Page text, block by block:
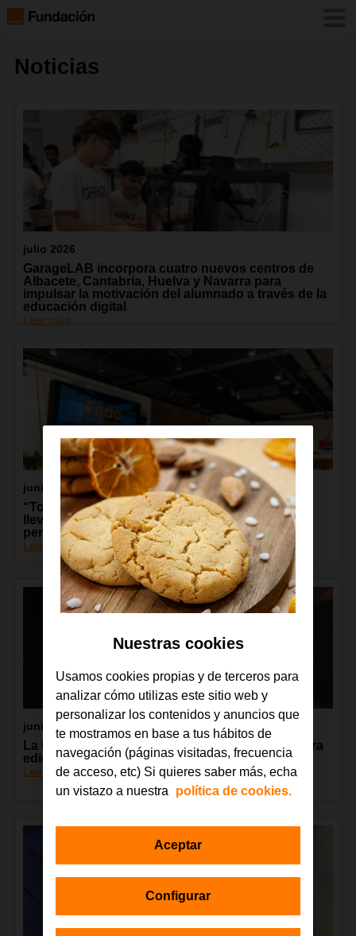
Noticias
julio 2026
GarageLAB incorpora cuatro nuevos centros de
Albacete, Cantabria, Huelva y Navarra para
impulsar la motivación del alumnado a través de la
educación digital
Leer más
junio 2026
“Todos Conectados”, de la Fundación Orange,
lleva la capacitación digital a más de 13.000
personas de toda España
Leer más
junio 2026
La Fundación Orange celebra en Madrid la tercera
edición del encuentro GarageLAB
Leer más
Nuestras cookies
Usamos cookies propias y de terceros para
analizar cómo utilizas este sitio web y
personalizar los contenidos y anuncios que
te mostramos en base a tus hábitos de
navegación (páginas visitadas, frecuencia
de acceso, etc) Si quieres saber más, echa
un vistazo a nuestra
política de cookies.
Configurar
Aceptar